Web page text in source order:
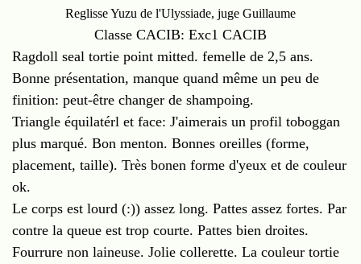
Reglisse Yuzu de l'Ulyssiade, juge Guillaume
Classe CACIB: Exc1 CACIB
Ragdoll seal tortie point mitted. femelle de 2,5 ans.
Bonne présentation, manque quand même un peu de
finition: peut-être changer de shampoing.
Triangle équilatérl et face: J'aimerais un profil toboggan
plus marqué. Bon menton. Bonnes oreilles (forme,
placement, taille). Très bonen forme d'yeux et de couleur
ok.
Le corps est lourd (:)) assez long. Pattes assez fortes. Par
contre la queue est trop courte. Pattes bien droites.
Fourrure non laineuse. Jolie collerette. La couleur tortie